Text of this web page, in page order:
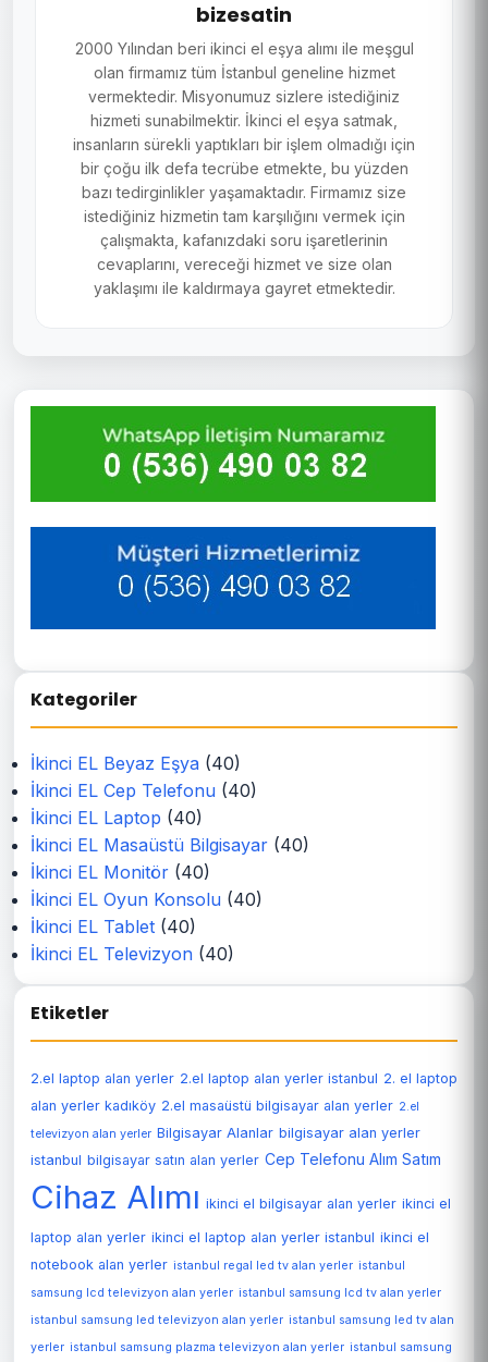
bizesatin
2000 Yılından beri ikinci el eşya alımı ile meşgul
olan firmamız tüm İstanbul geneline hizmet
vermektedir. Misyonumuz sizlere istediğiniz
hizmeti sunabilmektir. İkinci el eşya satmak,
insanların sürekli yaptıkları bir işlem olmadığı için
bir çoğu ilk defa tecrübe etmekte, bu yüzden
bazı tedirginlikler yaşamaktadır. Firmamız size
istediğiniz hizmetin tam karşılığını vermek için
çalışmakta, kafanızdaki soru işaretlerinin
cevaplarını, vereceği hizmet ve size olan
yaklaşımı ile kaldırmaya gayret etmektedir.
Kategoriler
İkinci EL Beyaz Eşya (40)
İkinci EL Cep Telefonu (40)
İkinci EL Laptop (40)
İkinci EL Masaüstü Bilgisayar (40)
İkinci EL Monitör (40)
İkinci EL Oyun Konsolu (40)
İkinci EL Tablet (40)
İkinci EL Televizyon (40)
Etiketler
2.el laptop alan yerler 2.el laptop alan yerler istanbul 2. el laptop
alan yerler kadıköy 2.el masaüstü bilgisayar alan yerler 2.el
televizyon alan yerler Bilgisayar Alanlar bilgisayar alan yerler
istanbul bilgisayar satın alan yerler Cep Telefonu Alım Satım
Cihaz Alımı ikinci el bilgisayar alan yerler ikinci el
laptop alan yerler ikinci el laptop alan yerler istanbul ikinci el
notebook alan yerler istanbul regal led tv alan yerler istanbul
samsung lcd televizyon alan yerler istanbul samsung lcd tv alan yerler
istanbul samsung led televizyon alan yerler istanbul samsung led tv alan
yerler istanbul samsung plazma televizyon alan yerler istanbul samsung